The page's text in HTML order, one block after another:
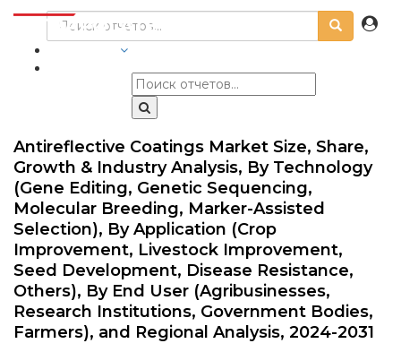
Antireflective Coatings Market Size, Share,
Growth & Industry Analysis, By Technology
(Gene Editing, Genetic Sequencing,
Molecular Breeding, Marker-Assisted
Selection), By Application (Crop
Improvement, Livestock Improvement,
Seed Development, Disease Resistance,
Others), By End User (Agribusinesses,
Research Institutions, Government Bodies,
Farmers), and Regional Analysis, 2024-2031